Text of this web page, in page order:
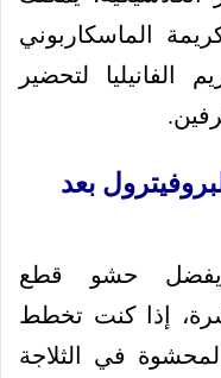
الماسكاربوني
لتحضير
بعد
يفضل حشو قطع
إذا كنت تخطط
في الثلاجة